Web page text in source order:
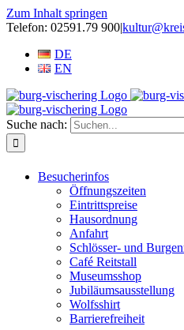
Zum Inhalt springen
Telefon: 02591.79 900|
DE
EN
Suche nach:
Besucherinfos
Öffnungszeiten
Eintrittspreise
Hausordnung
Anfahrt
Schlösser- und
Café Reitstall
Museumsshop
Jubiläumsausstellung
Wolfsshirt
Barrierefreiheit